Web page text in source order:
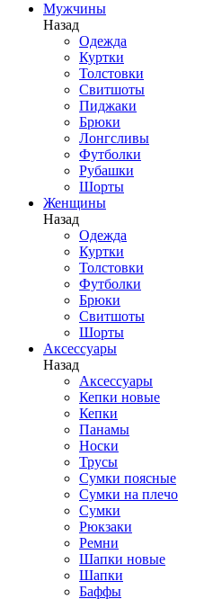
Мужчины
Назад
Одежда
Куртки
Толстовки
Свитшоты
Пиджаки
Брюки
Лонгсливы
Футболки
Рубашки
Шорты
Женщины
Назад
Одежда
Куртки
Толстовки
Футболки
Брюки
Свитшоты
Шорты
Аксессуары
Назад
Аксессуары
Кепки новые
Кепки
Панамы
Носки
Трусы
Сумки поясные
Сумки на плечо
Сумки
Рюкзаки
Ремни
Шапки новые
Шапки
Баффы